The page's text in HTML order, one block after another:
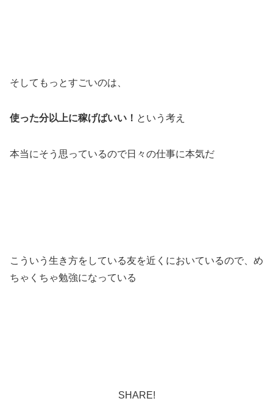
そしてもっとすごいのは、
使った分以上に稼げばいい！ という考え
本当にそう思っているので日々の仕事に本気だ
こういう生き方をしている友を近くにおいているので、め
ちゃくちゃ勉強になっている
SHARE!